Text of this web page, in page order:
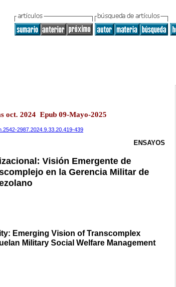
oct. 2024 Epub 09-Mayo-2025
2987.2024.9.33.20.419-439
ENSAYOS
Visión Emergente de
en la Gerencia Militar de
Emerging Vision of Transcomplex
Military Social Welfare Management